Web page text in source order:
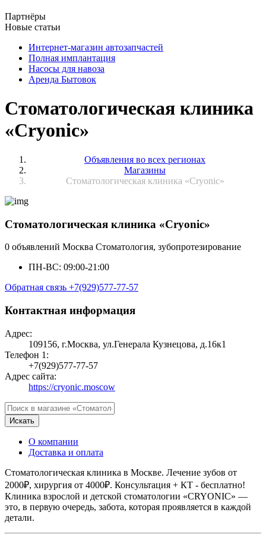
Партнёры
Новые статьи
Интернет-магазин автозапчастей
Полная имплантация
Насосы для навоза
Аренда Бытовок
Стоматологическая клиника
«Cryonic»
Объявления во всех регионах
Магазины
Стоматологическая клиника «Cryonic»
Стоматологическая клиника «Cryonic»
0 объявлений Москва Стоматология, зубопротезирование
ПН-ВС: 09:00-21:00
Обратная связь +7(929)577-77-57
Контактная информация
Адрес:
109156, г.Москва, ул.Генерала Кузнецова, д.16к1
Телефон 1:
+7(929)577-77-57
Адрес сайта:
https://cryonic.moscow
Искать
О компании
Доставка и оплата
Стоматологическая клиника в Москве. Лечение зубов от
2000₽, хирургия от 4000₽. Консультация + КТ - бесплатно!
Клиника взрослой и детской стоматологии «CRYONIC» —
это, в первую очередь, забота, которая проявляется в каждой
детали.